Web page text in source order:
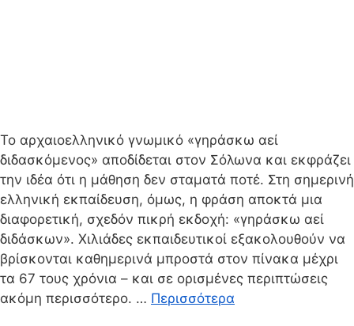
Το αρχαιοελληνικό γνωμικό «γηράσκω αεί
διδασκόμενος» αποδίδεται στον Σόλωνα και εκφράζει
την ιδέα ότι η μάθηση δεν σταματά ποτέ. Στη σημερινή
ελληνική εκπαίδευση, όμως, η φράση αποκτά μια
διαφορετική, σχεδόν πικρή εκδοχή: «γηράσκω αεί
διδάσκων». Χιλιάδες εκπαιδευτικοί εξακολουθούν να
βρίσκονται καθημερινά μπροστά στον πίνακα μέχρι
τα 67 τους χρόνια – και σε ορισμένες περιπτώσεις
ακόμη περισσότερο. … Περισσότερα